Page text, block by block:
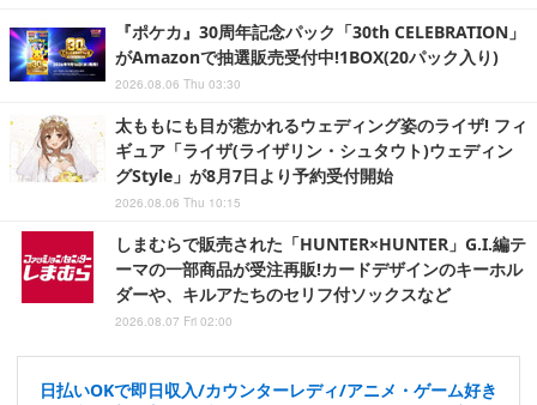
『ポケカ』30周年記念パック「30th CELEBRATION」
がAmazonで抽選販売受付中!1BOX(20パック入り)
2026.08.06 Thu 03:30
太ももにも目が惹かれるウェディング姿のライザ! フィ
ギュア「ライザ(ライザリン・シュタウト)ウェディン
グStyle」が8月7日より予約受付開始
2026.08.06 Thu 10:15
しまむらで販売された「HUNTER×HUNTER」G.I.編テ
ーマの一部商品が受注再販!カードデザインのキーホル
ダーや、キルアたちのセリフ付ソックスなど
2026.08.07 Fri 02:00
日払いOKで即日収入/カウンターレディ/アニメ・ゲーム好き